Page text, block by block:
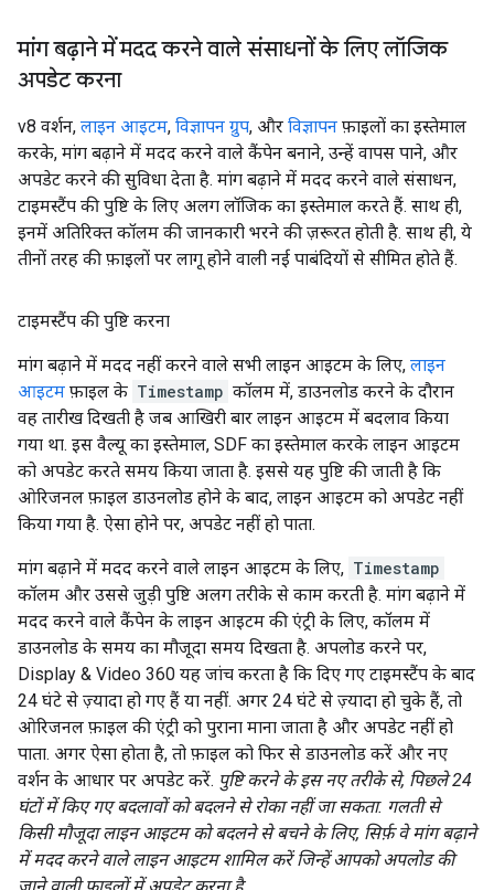
मांग बढ़ाने में मदद करने वाले संसाधनों के लिए लॉजिक
अपडेट करना
v8 वर्शन, लाइन आइटम, विज्ञापन ग्रुप, और विज्ञापन फ़ाइलों का इस्तेमाल
करके, मांग बढ़ाने में मदद करने वाले कैंपेन बनाने, उन्हें वापस पाने, और
अपडेट करने की सुविधा देता है. मांग बढ़ाने में मदद करने वाले संसाधन,
टाइमस्टैंप की पुष्टि के लिए अलग लॉजिक का इस्तेमाल करते हैं. साथ ही,
इनमें अतिरिक्त कॉलम की जानकारी भरने की ज़रूरत होती है. साथ ही, ये
तीनों तरह की फ़ाइलों पर लागू होने वाली नई पाबंदियों से सीमित होते हैं.
टाइमस्टैंप की पुष्टि करना
मांग बढ़ाने में मदद नहीं करने वाले सभी लाइन आइटम के लिए, लाइन
आइटम फ़ाइल के Timestamp कॉलम में, डाउनलोड करने के दौरान
वह तारीख दिखती है जब आखिरी बार लाइन आइटम में बदलाव किया
गया था. इस वैल्यू का इस्तेमाल, SDF का इस्तेमाल करके लाइन आइटम
को अपडेट करते समय किया जाता है. इससे यह पुष्टि की जाती है कि
ओरिजनल फ़ाइल डाउनलोड होने के बाद, लाइन आइटम को अपडेट नहीं
किया गया है. ऐसा होने पर, अपडेट नहीं हो पाता.
मांग बढ़ाने में मदद करने वाले लाइन आइटम के लिए, Timestamp
कॉलम और उससे जुड़ी पुष्टि अलग तरीके से काम करती है. मांग बढ़ाने में
मदद करने वाले कैंपेन के लाइन आइटम की एंट्री के लिए, कॉलम में
डाउनलोड के समय का मौजूदा समय दिखता है. अपलोड करने पर,
Display & Video 360 यह जांच करता है कि दिए गए टाइमस्टैंप के बाद
24 घंटे से ज़्यादा हो गए हैं या नहीं. अगर 24 घंटे से ज़्यादा हो चुके हैं, तो
ओरिजनल फ़ाइल की एंट्री को पुराना माना जाता है और अपडेट नहीं हो
पाता. अगर ऐसा होता है, तो फ़ाइल को फिर से डाउनलोड करें और नए
वर्शन के आधार पर अपडेट करें. पुष्टि करने के इस नए तरीके से, पिछले 24
घंटों में किए गए बदलावों को बदलने से रोका नहीं जा सकता. गलती से
किसी मौजूदा लाइन आइटम को बदलने से बचने के लिए, सिर्फ़ वे मांग बढ़ाने
में मदद करने वाले लाइन आइटम शामिल करें जिन्हें आपको अपलोड की